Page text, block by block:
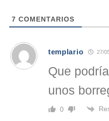
7 COMENTARIOS
templario 27/
Que
unos
0